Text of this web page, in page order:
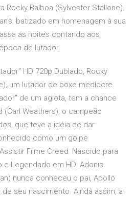
Rocky Balboa (Sylvester Stallone).
batizado em homenagem à sua
as noites contando aos
de lutador.
HD 720p Dublado, Rocky
um lutador de boxe medíocre
de um agiota, tem a chance
(Carl Weathers), o campeão
que teve a idéia de dar
como um golpe
Filme Creed: Nascido para
e Legendado em HD. Adonis
nunca conheceu o pai, Apollo
seu nascimento. Ainda assim, a